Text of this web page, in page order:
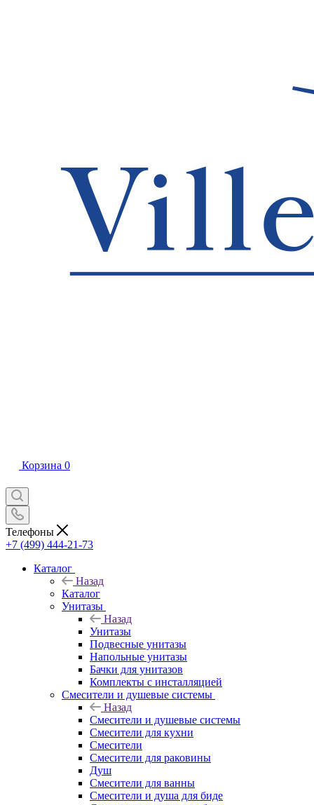
Корзина 0
Телефоны
+7 (499) 444-21-73
Каталог
Назад
Каталог
Унитазы
Назад
Унитазы
Подвесные унитазы
Напольные унитазы
Бачки для унитазов
Комплекты с инсталляцией
Смесители и душевые системы
Назад
Смесители и душевые системы
Смесители для кухни
Смесители
Смесители для раковины
Душ
Смесители для ванны
Смесители и душа для биде